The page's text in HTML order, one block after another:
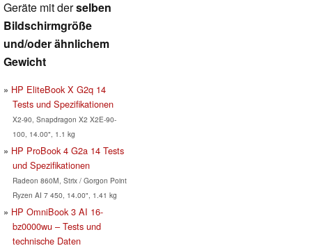
Geräte mit derselben
Bildschirmgröße
und/oder ähnlichem
Gewicht
HP EliteBook X G2q 14
Tests und Spezifikationen
X2-90, Snapdragon X2 X2E-90-
100, 14.00", 1.1 kg
HP ProBook 4 G2a 14 Tests
und Spezifikationen
Radeon 860M, Strix / Gorgon Point
Ryzen AI 7 450, 14.00", 1.41 kg
HP OmniBook 3 AI 16-
bz0000wu – Tests und
technische Daten